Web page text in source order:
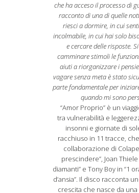
che ha acceso il processo di
racconto di una di quelle
riesci a dormire, in cui
incolmabile, in cui hai solo
e cercare delle risposte.
camminare stimoli le
aiuti a riorganizzare i
vagare senza meta è stato
parte fondamentale per
quando mi sono
“Amor Proprio” è un
tra vulnerabilità e
insonni e giornate di
racchiuso in 11 tracce,
collaborazione di
prescindere”, Joan
diamanti” e Tony Boy in “1
d’ansia”. Il disco racconta
crescita che nasce da